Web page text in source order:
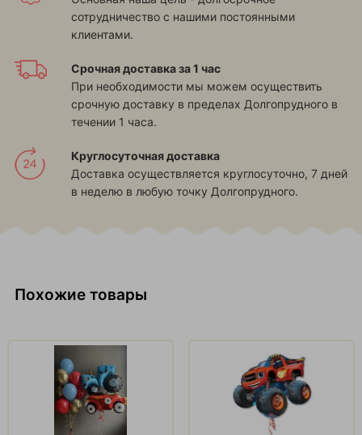
сотрудничество с нашими постоянными
клиентами.
Срочная доставка за 1 час
При необходимости мы можем осуществить
срочную доставку в пределах Долгопрудного в
течении 1 часа.
Круглосуточная доставка
Доставка осуществляется круглосуточно, 7 дней
в неделю в любую точку Долгопрудного.
Похожие товары